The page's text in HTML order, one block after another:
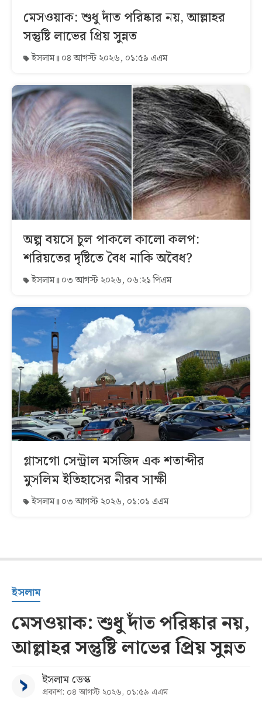
মেসওয়াক: শুধু দাঁত পরিষ্কার নয়, আল্লাহর
সন্তুষ্টি লাভের প্রিয় সুন্নত
ইসলাম ০৪ আগস্ট ২০২৬, ০১:৫৯ এএম
অল্প বয়সে চুল পাকলে কালো কলপ:
শরিয়তের দৃষ্টিতে বৈধ নাকি অবৈধ?
ইসলাম ০৩ আগস্ট ২০২৬, ০৬:২১ পিএম
গ্লাসগো সেন্ট্রাল মসজিদ এক শতাব্দীর
মুসলিম ইতিহাসের নীরব সাক্ষী
ইসলাম ০৩ আগস্ট ২০২৬, ০১:০১ এএম
ইসলাম
মেসওয়াক: শুধু দাঁত পরিষ্কার নয়,
আল্লাহর সন্তুষ্টি লাভের প্রিয় সুন্নত
ইসলাম ডেস্ক
প্রকাশ: ০৪ আগস্ট ২০২৬, ০১:৫৯ এএম